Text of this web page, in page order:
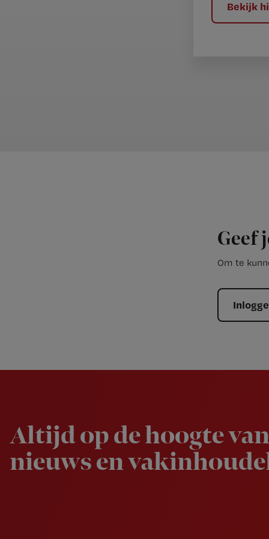
Bekijk
Geef
Om te
Altijd op de hoogte
nieuws en